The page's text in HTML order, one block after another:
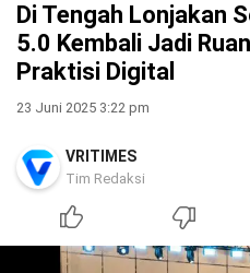
Di Tengah Lonjakan
5.0 Kembali Jadi
Praktisi Digital
23 Juni 2025 3:22 pm
VRITIMES
Tim Redaksi